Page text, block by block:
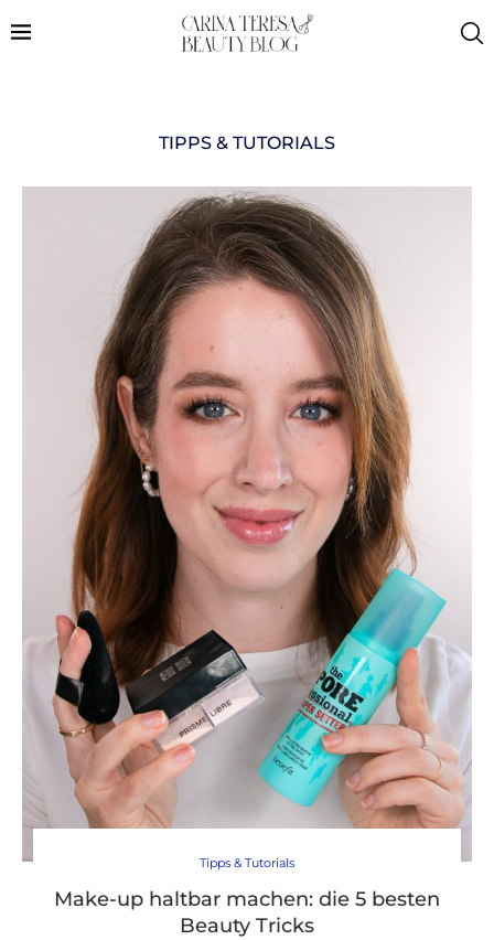
TIPPS & TUTORIALS
Tipps & Tutorials
Make-up haltbar machen: die 5 besten
Beauty Tricks